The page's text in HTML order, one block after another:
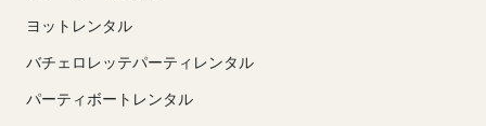
ヨットレンタル
バチェロレッテパーティレンタル
パーティボートレンタル